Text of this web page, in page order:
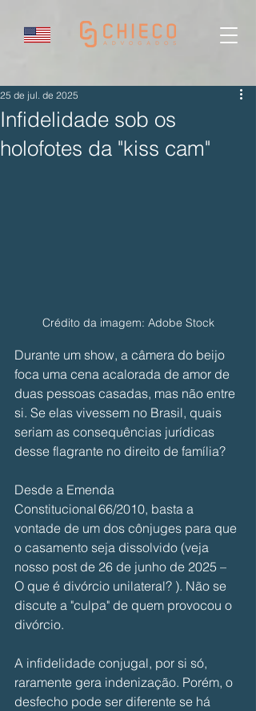
Infidelidade sob os
holofotes da "kiss cam"
25 de jul. de 2025
Crédito da imagem: Adobe Stock
Durante um show, a câmera do beijo
foca uma cena acalorada de amor de
duas pessoas casadas, mas não entre
si. Se elas vivessem no Brasil, quais
seriam as consequências jurídicas
desse flagrante no direito de família?
Desde a Emenda
Constitucional 66/2010, basta a
vontade de um dos cônjuges para que
o casamento seja dissolvido (veja
nosso post de 26 de junho de 2025 –
O que é divórcio unilateral? ). Não se
discute a "culpa" de quem provocou o
divórcio.
A infidelidade conjugal, por si só,
raramente gera indenização. Porém, o
desfecho pode ser diferente se há